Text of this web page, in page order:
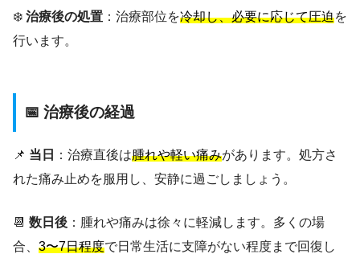
❄️ 治療後の処置 ：治療部位を冷却し、必要に応じて圧迫を
行います。
📅 治療後の経過
📌 当日 ：治療直後は腫れや軽い痛みがあります。処方さ
れた痛み止めを服用し、安静に過ごしましょう。
📆 数日後 ：腫れや痛みは徐々に軽減します。多くの場
合、 3〜7日程度で日常生活に支障がない程度まで回復し